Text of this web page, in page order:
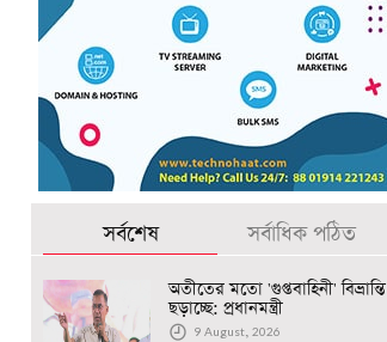
সর্বশেষ সর্বাধিক পঠিত
অতীতের মতো 'গুপ্তবাহিনী' বিভ্রান্তি
ছড়াচ্ছে: প্রধানমন্ত্রী
9 August, 2026